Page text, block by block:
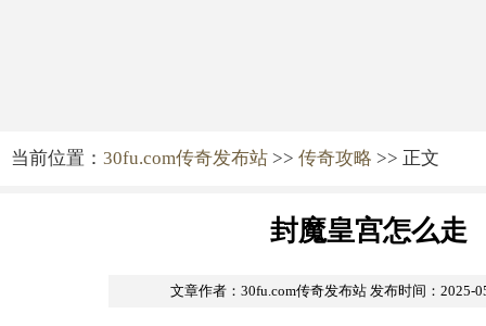
当前位置： 30fu.com传奇发布站 >> 传奇攻略 >> 正文
封魔皇宫怎么走
文章作者：30fu.com传奇发布站 发布时间：2025-